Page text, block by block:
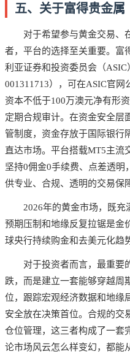
五、关于富得贵金属
对于希望参与黄金交易、
者，平台的选择至关重要。富
利亚证券和投资委员会（ASIC
001311713），可在ASIC官
资本不低于100万澳元净有形
定期合规审计。在资金安全层
管制度，资金存放于国际银行
直达市场。平台搭载MT5主流
坚持0佣金0手续费、点差透明
供专业、合规、透明的交易保
2026年的黄金市场，既
预期压制和地缘反复拉锯是金
球央行持续购金和去美元化趋
对于投资者而言，最重要
跌，而是建立一套能够穿越周
位，跟踪宏观经济数据和地缘
安全放在决策首位。合规的交
仓位管理，这三者构成了一
论市场风云怎么样变幻，都能